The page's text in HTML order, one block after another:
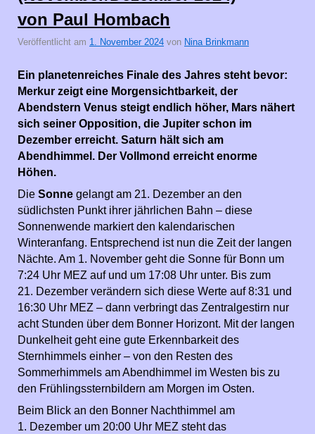
von Paul Hombach
Veröffentlicht am 1. November 2024 von Nina Brinkmann
Ein planetenreiches Finale des Jahres steht bevor:
Merkur zeigt eine Morgensichtbarkeit, der
Abendstern Venus steigt endlich höher, Mars nähert
sich seiner Opposition, die Jupiter schon im
Dezember erreicht. Saturn hält sich am
Abendhimmel. Der Vollmond erreicht enorme
Höhen.
Die Sonne gelangt am 21. Dezember an den
südlichsten Punkt ihrer jährlichen Bahn – diese
Sonnenwende markiert den kalendarischen
Winteranfang. Entsprechend ist nun die Zeit der langen
Nächte. Am 1. November geht die Sonne für Bonn um
7:24 Uhr MEZ auf und um 17:08 Uhr unter. Bis zum
21. Dezember verändern sich diese Werte auf 8:31 und
16:30 Uhr MEZ – dann verbringt das Zentralgestirn nur
acht Stunden über dem Bonner Horizont. Mit der langen
Dunkelheit geht eine gute Erkennbarkeit des
Sternhimmels einher – von den Resten des
Sommerhimmels am Abendhimmel im Westen bis zu
den Frühlingssternbildern am Morgen im Osten.
Beim Blick an den Bonner Nachthimmel am
1. Dezember um 20:00 Uhr MEZ steht das